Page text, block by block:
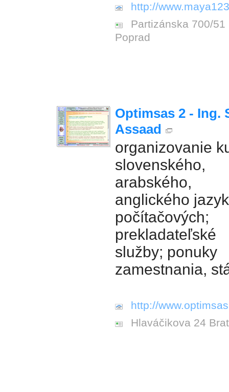
http://
Partizánska 700/51
Poprad
Optimsas 2 - Ing.
Assaad
organizovanie
slovenského,
arabského,
anglického
počítačových;
prekladateľské
služby; ponuky
zamestnania,
http://
Hlaváčikova 24